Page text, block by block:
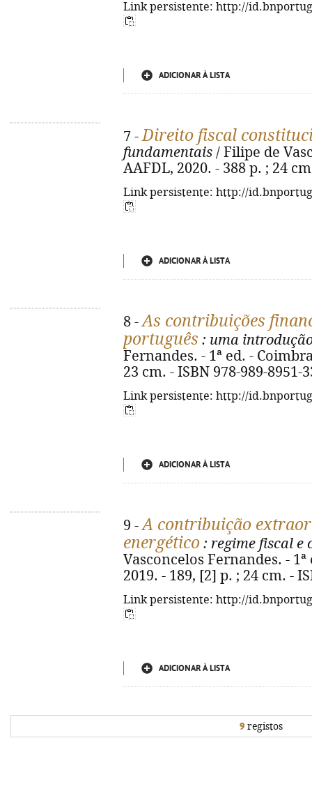
Link persistente: http://
ADICIONAR À LISTA
7 -Direito fiscal
fundamentais / Filipe de
AAFDL, 2020. - 388 p. ; 24
Link persistente: http://
ADICIONAR À LISTA
8 -As contribuições
português : uma
Fernandes. - 1ª ed. -
23 cm. - ISBN 978-989-8951-
Link persistente: http://
ADICIONAR À LISTA
9 -A contribuição
energético : regime fiscal e
Vasconcelos Fernandes. - 1ª
2019. - 189, [2] p. ; 24 cm. -
Link persistente: http://
ADICIONAR À LISTA
9 registos